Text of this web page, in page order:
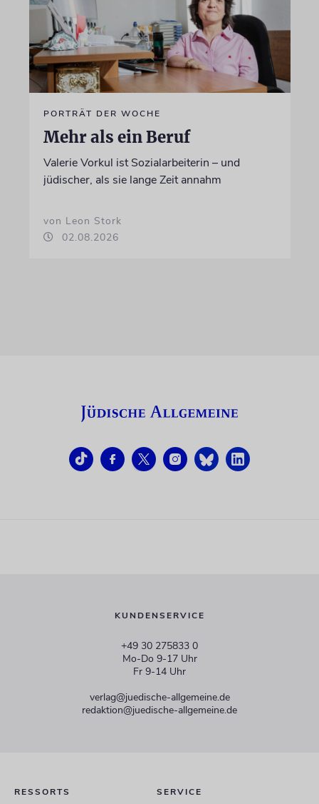
PORTRÄT DER WOCHE
Mehr als ein Beruf
Valerie Vorkul ist Sozialarbeiterin – und
jüdischer, als sie lange Zeit annahm
von Leon Stork
02.08.2026
KUNDENSERVICE
+49 30 275833 0
Mo-Do 9-17 Uhr
Fr 9-14 Uhr
verlag@juedische-allgemeine.de
redaktion@juedische-allgemeine.de
RESSORTS SERVICE